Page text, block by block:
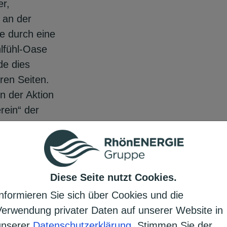
Diese Seite nutzt Cookies.
Sie sich über Cookies und die
privater Daten auf unserer Website in
an der
durch eine
Oase
dies
Seiten.
der Aktion
der